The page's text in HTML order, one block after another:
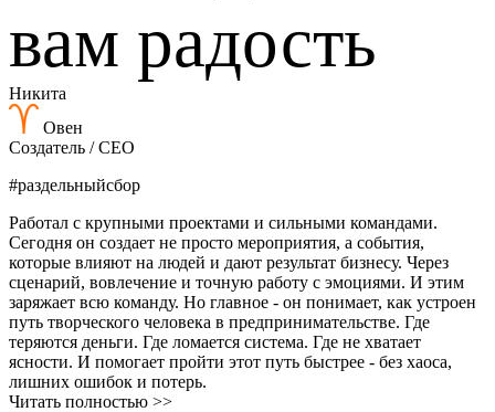
вам радость
Никита
Овен
Создатель / CEO
#раздельныйсбор
Работал с крупными проектами и сильными командами.
Сегодня он создает не просто мероприятия, а события,
которые влияют на людей и дают результат бизнесу. Через
сценарий, вовлечение и точную работу с эмоциями. И этим
заряжает всю команду. Но главное - он понимает, как устроен
путь творческого человека в предпринимательстве. Где
теряются деньги. Где ломается система. Где не хватает
ясности. И помогает пройти этот путь быстрее - без хаоса,
лишних ошибок и потерь.
Читать полностью >>